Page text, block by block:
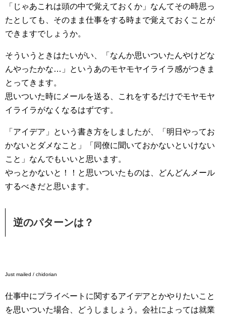
「じゃあこれは頭の中で覚えておくか」なんてその時思っ
たとしても、そのまま仕事をする時まで覚えておくことが
できますでしょうか。
そういうときはたいがい、「なんか思いついたんやけどな
んやったかな…」というあのモヤモヤイライラ感がつきま
とってきます。
思いついた時にメールを送る、これをするだけでモヤモヤ
イライラがなくなるはずです。
「アイデア」という書き方をしましたが、「明日やってお
かないとダメなこと」「同僚に聞いておかないといけない
こと」なんでもいいと思います。
やっとかないと！！と思いついたものは、どんどんメール
するべきだと思います。
逆のパターンは？
Just mailed / chidorian
仕事中にプライベートに関するアイデアとかやりたいこと
を思いついた場合、どうしましょう。会社によっては就業